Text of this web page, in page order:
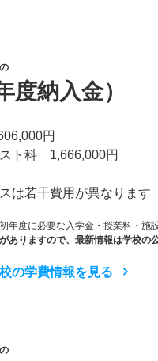
度納入金）
円
ト科 1,666,000円
は若干費用が異なります
年度に必要な入学金・授業料・施
ありますので、最新情報は学校の
の学費情報を見る